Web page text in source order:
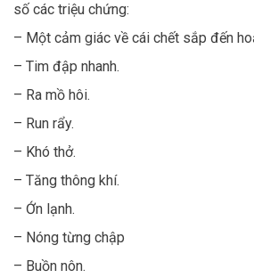
số các triệu chứng:
– Một cảm giác về cái chết sắp đến
– Tim đập nhanh.
– Ra mồ hôi.
– Run rẩy.
– Khó thở.
– Tăng thông khí.
– Ớn lạnh.
– Nóng từng chập
– Buồn nôn.